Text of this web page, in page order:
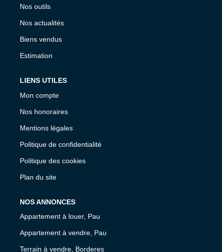
Nos outils
Nos actualités
Biens vendus
Estimation
LIENS UTILES
Mon compte
Nos honoraires
Mentions légales
Politique de confidentialité
Politique des cookies
Plan du site
NOS ANNONCES
Appartement à louer, Pau
Appartement à vendre, Pau
Terrain à vendre, Borderes